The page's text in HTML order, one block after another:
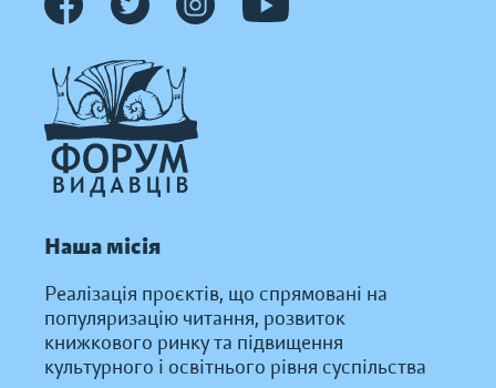
Наша місія
Реалізація проєктів, що спрямовані на
популяризацію читання, розвиток
книжкового ринку та підвищення
культурного і освітнього рівня суспільства